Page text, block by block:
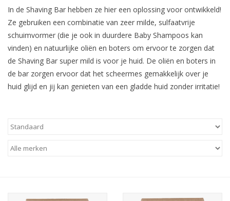
Hebbedingen
Thee, Koffie & wat Lekkers
Wenskaarten
Juf & Meester Cadeaus
Kadobonnen
In de Shaving Bar hebben ze hier een oplossing voor ontwikkeld!
Ze gebruiken een combinatie van zeer milde, sulfaatvrije
schuimvormer (die je ook in duurdere Baby Shampoos kan
vinden) en natuurlijke oliën en boters om ervoor te zorgen dat
de Shaving Bar super mild is voor je huid. De oliën en boters in
de bar zorgen ervoor dat het scheermes gemakkelijk over je
huid glijd en jij kan genieten van een gladde huid zonder irritatie!